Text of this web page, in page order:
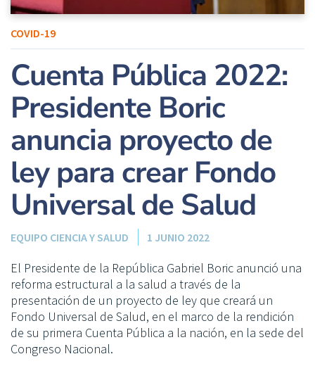
COVID-19
Cuenta Pública 2022:
Presidente Boric
anuncia proyecto de
ley para crear Fondo
Universal de Salud
EQUIPO CIENCIA Y SALUD 1 JUNIO 2022
El Presidente de la República Gabriel Boric anunció una
reforma estructural a la salud a través de la
presentación de un proyecto de ley que creará un
Fondo Universal de Salud, en el marco de la rendición
de su primera Cuenta Pública a la nación, en la sede del
Congreso Nacional.